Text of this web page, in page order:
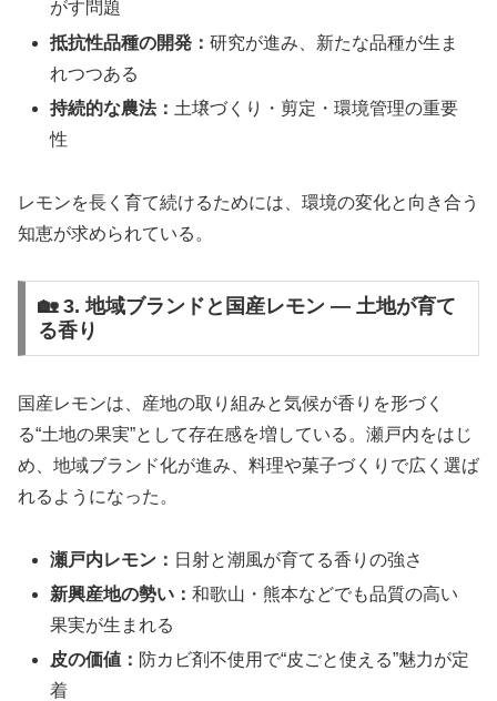
がす問題
抵抗性品種の開発：研究が進み、新たな品種が生ま
れつつある
持続的な農法： 土壌づくり・剪定・環境管理の重要
性
レモンを長く育て続けるためには、環境の変化と向き合う
知恵が求められている。
🏡 3. 地域ブランドと国産レモン ― 土地が育て
る香り
国産レモンは、産地の取り組みと気候が香りを形づく
る“土地の果実”として存在感を増している。瀬戸内をはじ
め、地域ブランド化が進み、料理や菓子づくりで広く選ば
れるようになった。
瀬戸内レモン： 日射と潮風が育てる香りの強さ
新興産地の勢い：和歌山・熊本などでも品質の高い
果実が生まれる
皮の価値： 防カビ剤不使用で“皮ごと使える”魅力が定
着